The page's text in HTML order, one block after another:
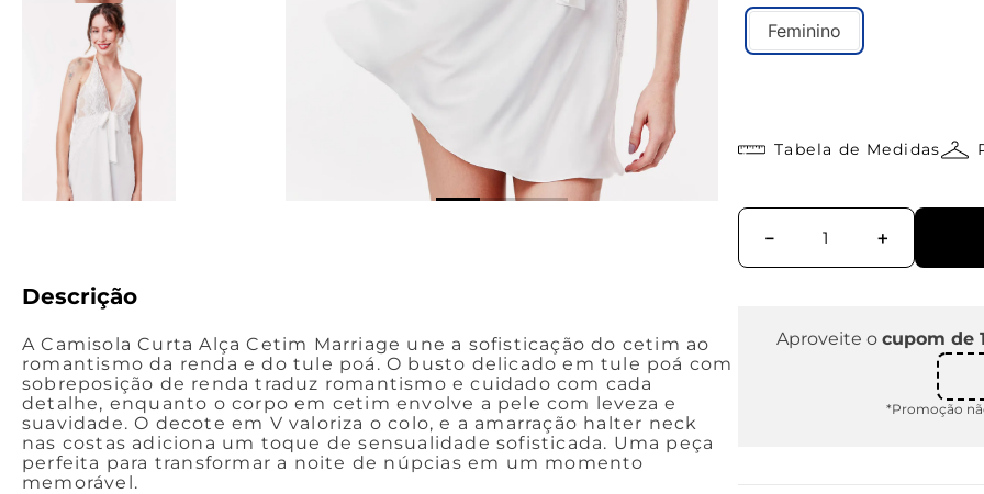
Descrição
A Camisola Curta Alça Cetim Marriage une a sofisticação do cetim ao
romantismo da renda e do tule poá. O busto delicado em tule poá com
sobreposição de renda traduz romantismo e cuidado com cada
detalhe, enquanto o corpo em cetim envolve a pele com leveza e
suavidade. O decote em V valoriza o colo, e a amarração halter neck
nas costas adiciona um toque de sensualidade sofisticada. Uma peça
perfeita para transformar a noite de núpcias em um momento
memorável.
Feminino
Tabela de Medidas
＋
－
Aproveite o cupom de
*Promoção